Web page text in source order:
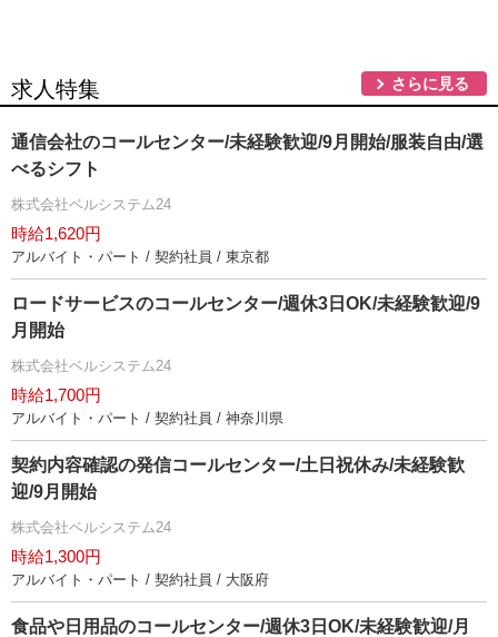
求人特集 さらに見る
通信会社のコールセンター/未経験歓迎/9月開始/服装自由/選
べるシフト
株式会社ベルシステム24
時給1,620円
アルバイト・パート / 契約社員 / 東京都
ロードサービスのコールセンター/週休3日OK/未経験歓迎/9
月開始
株式会社ベルシステム24
時給1,700円
アルバイト・パート / 契約社員 / 神奈川県
契約内容確認の発信コールセンター/土日祝休み/未経験歓
迎/9月開始
株式会社ベルシステム24
時給1,300円
アルバイト・パート / 契約社員 / 大阪府
食品や日用品のコールセンター/週休3日OK/未経験歓迎/月